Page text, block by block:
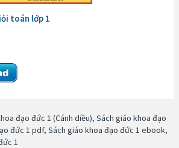
toán lớp 1
đạo đức 1 (Cánh diều), Sách giáo khoa đạo
đức 1 pdf, Sách giáo khoa đạo đức 1 ebook,
1